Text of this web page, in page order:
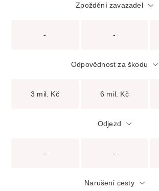
Zpoždění zavazadel
- -
Odpovědnost za škodu
3 mil. Kč 6 mil. Kč
Odjezd
- -
Narušení cesty